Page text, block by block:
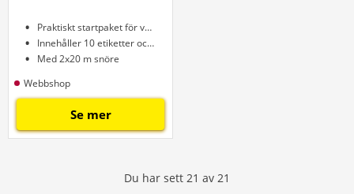
Praktiskt startpaket för växter
Innehåller 10 etiketter och penna
Med 2x20 m snöre
Webbshop
Se mer
Du har sett 21 av 21